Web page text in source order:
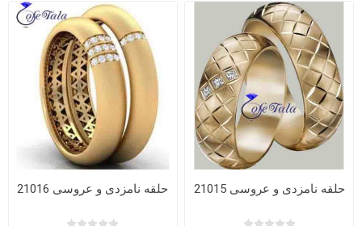
حلقه نامزدی و عروسی 21015 حلقه نامزدی و عروسی 21016